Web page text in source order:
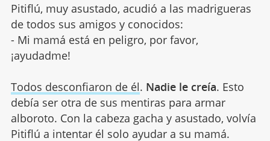
Pitiflú, muy asustado, acudió a las madrigueras
de todos sus amigos y conocidos:
- Mi mamá está en peligro, por favor,
¡ayudadme!
Todos desconfiaron de él. Nadie le creía. Esto
debía ser otra de sus mentiras para armar
alboroto. Con la cabeza gacha y asustado, volvía
Pitiflú a intentar él solo ayudar a su mamá.